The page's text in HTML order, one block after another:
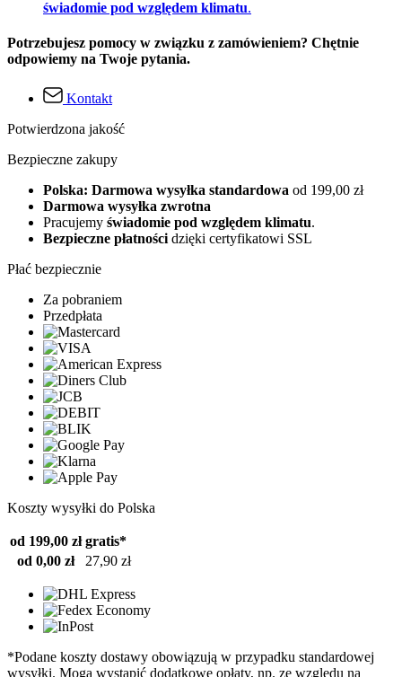
świadomie pod względem klimatu.
Potrzebujesz pomocy w związku z zamówieniem? Chętnie
odpowiemy na Twoje pytania.
Kontakt
Potwierdzona jakość
Bezpieczne zakupy
Polska: Darmowa wysyłka standardowa od 199,00 zł
Darmowa wysyłka zwrotna
Pracujemy świadomie pod względem klimatu.
Bezpieczne płatności dzięki certyfikatowi SSL
Płać bezpiecznie
Za pobraniem
Przedpłata
Koszty wysyłki do Polska
od 199,00 zł gratis*
od 0,00 zł
27,90 zł
*Podane koszty dostawy obowiązują w przypadku standardowej
wysyłki. Mogą wystąpić dodatkowe opłaty, np. ze względu na